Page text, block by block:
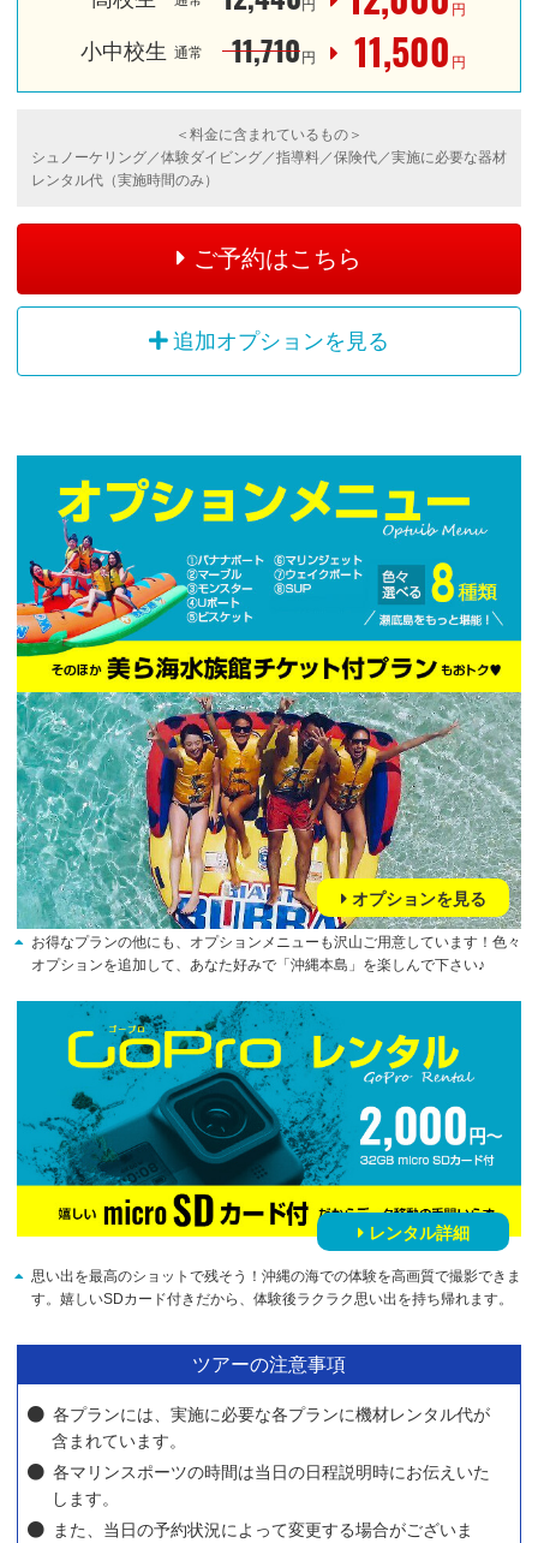
円 円
小中校生 通常 11,710 円 11,500 円
＜料金に含まれているもの＞
シュノーケリング／体験ダイビング／指導料／保険代／実施に必要な器材
レンタル代（実施時間のみ）
ご予約はこちら
追加オプションを見る
お得なプランの他にも、オプションメニューも沢山ご用意しています！色々
オプションを追加して、あなた好みで「沖縄本島」を楽しんで下さい♪
オプションを見る
思い出を最高のショットで残そう！沖縄の海での体験を高画質で撮影できま
す。嬉しいSDカード付きだから、体験後ラクラク思い出を持ち帰れます。